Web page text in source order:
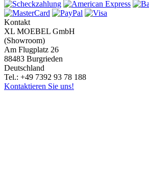
Kontakt
XL MOEBEL GmbH
(Showroom)
Am Flugplatz 26
88483 Burgrieden
Deutschland
Tel.: +49 7392 93 78 188
Kontaktieren Sie uns!